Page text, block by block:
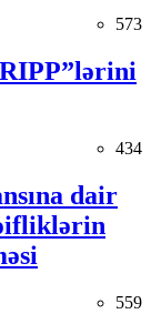
573
434
dair
559